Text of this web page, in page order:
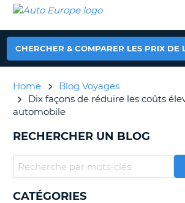
LOCATION
VOITURE
CAMPING-
CAR
AUTO
EUROPE
LOCATION
VOITURE
CAR
PARTENAIRES
SUPPORT
MA
CHERCHER & COMPARER LES PRIX DE
Home
Blog Voyages
Dix façons de réduire les coûts
automobile
RECHERCHER UN BLOG
CATÉGORIES